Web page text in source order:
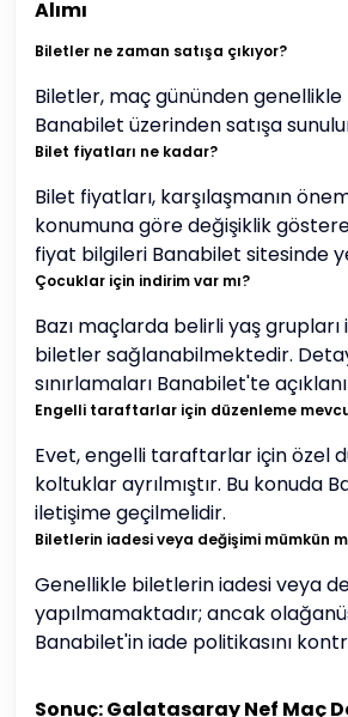
Alımı
Biletler ne zaman satışa çıkıyor?
Biletler, maç gününden
Banabilet üzerinden satışa
Bilet fiyatları ne kadar?
Bilet fiyatları, karşılaşmanın
konumuna göre değişiklik
fiyat bilgileri Banabilet sitesinde
Çocuklar için indirim var mı?
Bazı maçlarda belirli yaş grupları
biletler sağlanabilmektedir.
sınırlamaları Banabilet'te
Engelli taraftarlar için düzenleme
Evet, engelli taraftarlar için özel
koltuklar ayrılmıştır. Bu konuda
iletişime geçilmelidir.
Biletlerin iadesi veya değişimi mümkün
Genellikle biletlerin iadesi veya
yapılmamaktadır; ancak
Banabilet'in iade politikasını
Sonuç: Galatasaray Nef Maç